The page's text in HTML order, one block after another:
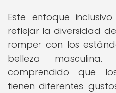
Este enfoque
reflejar la diversidad
romper con los
belleza
comprendido que
tienen diferentes